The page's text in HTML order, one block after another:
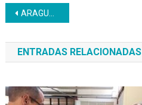
Navegación
de
entradas
ARAGUA | Patios productivos son aprovechados para la siemrba de girasol
ENTRADAS RELACIONADAS